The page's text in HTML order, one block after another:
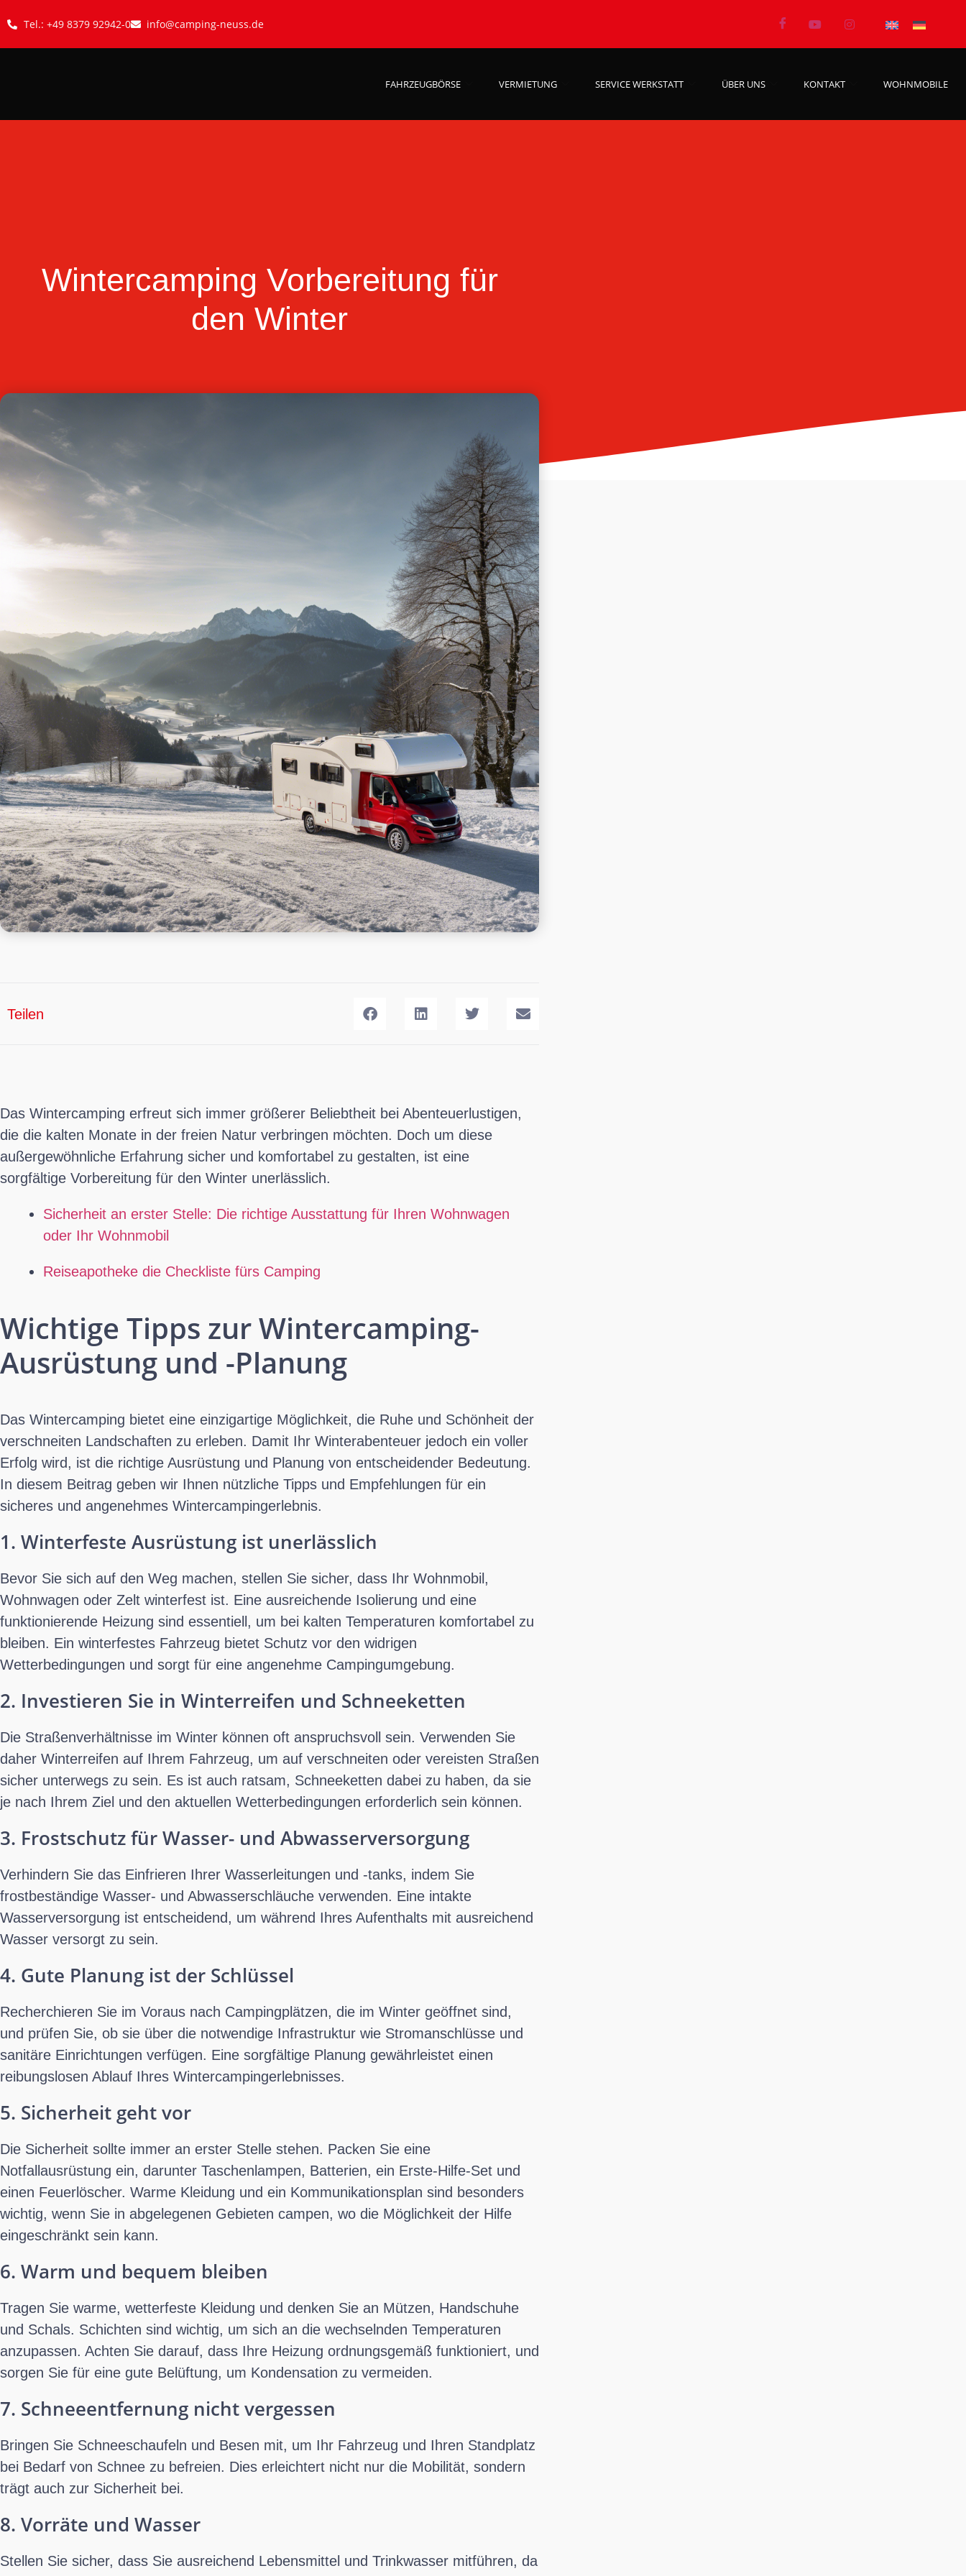
Tel.: +49 8379 92942-0 info@camping-neuss.de
FAHRZEUGBÖRSE VERMIETUNG SERVICE WERKSTATT ÜBER UNS KONTAKT WOHNMOBILE
Wintercamping Vorbereitung für
den Winter
Teilen
Das Wintercamping erfreut sich immer größerer Beliebtheit bei Abenteuerlustigen,
die die kalten Monate in der freien Natur verbringen möchten. Doch um diese
außergewöhnliche Erfahrung sicher und komfortabel zu gestalten, ist eine
sorgfältige Vorbereitung für den Winter unerlässlich.
Sicherheit an erster Stelle: Die richtige Ausstattung für Ihren Wohnwagen
oder Ihr Wohnmobil
Reiseapotheke die Checkliste fürs Camping
Wichtige Tipps zur Wintercamping-
Ausrüstung und -Planung
Das Wintercamping bietet eine einzigartige Möglichkeit, die Ruhe und Schönheit der
verschneiten Landschaften zu erleben. Damit Ihr Winterabenteuer jedoch ein voller
Erfolg wird, ist die richtige Ausrüstung und Planung von entscheidender Bedeutung.
In diesem Beitrag geben wir Ihnen nützliche Tipps und Empfehlungen für ein
sicheres und angenehmes Wintercampingerlebnis.
1. Winterfeste Ausrüstung ist unerlässlich
Bevor Sie sich auf den Weg machen, stellen Sie sicher, dass Ihr Wohnmobil,
Wohnwagen oder Zelt winterfest ist. Eine ausreichende Isolierung und eine
funktionierende Heizung sind essentiell, um bei kalten Temperaturen komfortabel zu
bleiben. Ein winterfestes Fahrzeug bietet Schutz vor den widrigen
Wetterbedingungen und sorgt für eine angenehme Campingumgebung.
2. Investieren Sie in Winterreifen und Schneeketten
Die Straßenverhältnisse im Winter können oft anspruchsvoll sein. Verwenden Sie
daher Winterreifen auf Ihrem Fahrzeug, um auf verschneiten oder vereisten Straßen
sicher unterwegs zu sein. Es ist auch ratsam, Schneeketten dabei zu haben, da sie
je nach Ihrem Ziel und den aktuellen Wetterbedingungen erforderlich sein können.
3. Frostschutz für Wasser- und Abwasserversorgung
Verhindern Sie das Einfrieren Ihrer Wasserleitungen und -tanks, indem Sie
frostbeständige Wasser- und Abwasserschläuche verwenden. Eine intakte
Wasserversorgung ist entscheidend, um während Ihres Aufenthalts mit ausreichend
Wasser versorgt zu sein.
4. Gute Planung ist der Schlüssel
Recherchieren Sie im Voraus nach Campingplätzen, die im Winter geöffnet sind,
und prüfen Sie, ob sie über die notwendige Infrastruktur wie Stromanschlüsse und
sanitäre Einrichtungen verfügen. Eine sorgfältige Planung gewährleistet einen
reibungslosen Ablauf Ihres Wintercampingerlebnisses.
5. Sicherheit geht vor
Die Sicherheit sollte immer an erster Stelle stehen. Packen Sie eine
Notfallausrüstung ein, darunter Taschenlampen, Batterien, ein Erste-Hilfe-Set und
einen Feuerlöscher. Warme Kleidung und ein Kommunikationsplan sind besonders
wichtig, wenn Sie in abgelegenen Gebieten campen, wo die Möglichkeit der Hilfe
eingeschränkt sein kann.
6. Warm und bequem bleiben
Tragen Sie warme, wetterfeste Kleidung und denken Sie an Mützen, Handschuhe
und Schals. Schichten sind wichtig, um sich an die wechselnden Temperaturen
anzupassen. Achten Sie darauf, dass Ihre Heizung ordnungsgemäß funktioniert, und
sorgen Sie für eine gute Belüftung, um Kondensation zu vermeiden.
7. Schneeentfernung nicht vergessen
Bringen Sie Schneeschaufeln und Besen mit, um Ihr Fahrzeug und Ihren Standplatz
bei Bedarf von Schnee zu befreien. Dies erleichtert nicht nur die Mobilität, sondern
trägt auch zur Sicherheit bei.
8. Vorräte und Wasser
Stellen Sie sicher, dass Sie ausreichend Lebensmittel und Trinkwasser mitführen, da